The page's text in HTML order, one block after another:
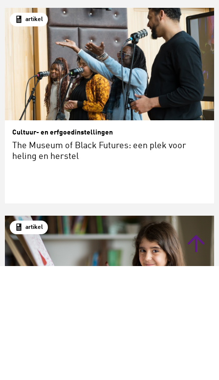
artikel
Cultuur- en erfgoedinstellingen
The Museum of Black Futures: een plek voor
heling en herstel
artikel